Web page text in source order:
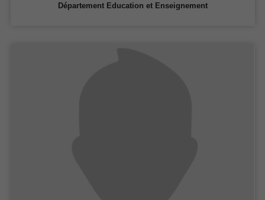
Département Education et Enseignement